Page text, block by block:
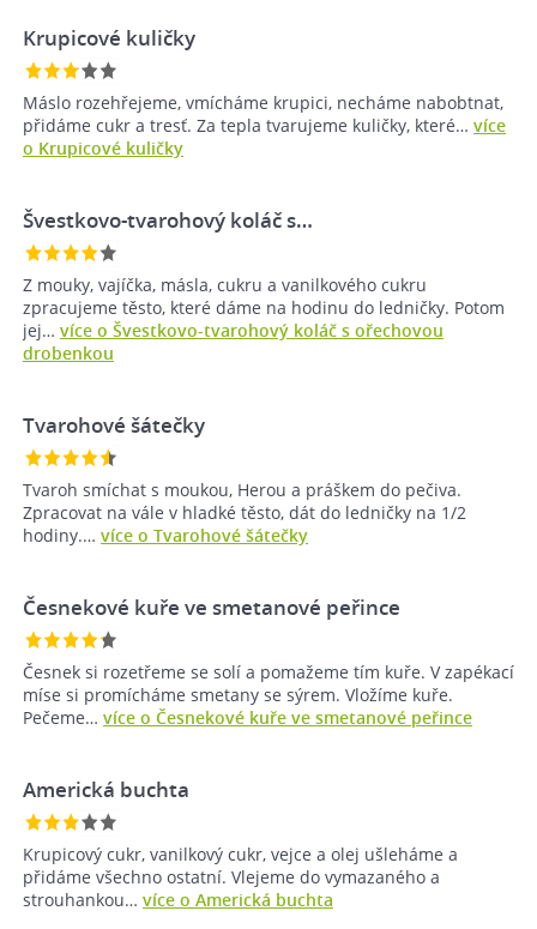
Krupicové kuličky
Máslo rozehřejeme, vmícháme krupici, necháme nabobtnat,
přidáme cukr a tresť. Za tepla tvarujeme kuličky, které… více
o Krupicové kuličky
Švestkovo-tvarohový koláč s…
Z mouky, vajíčka, másla, cukru a vanilkového cukru
zpracujeme těsto, které dáme na hodinu do ledničky. Potom
jej… více o Švestkovo-tvarohový koláč s ořechovou
drobenkou
Tvarohové šátečky
Tvaroh smíchat s moukou, Herou a práškem do pečiva.
Zpracovat na vále v hladké těsto, dát do ledničky na 1/2
hodiny.… více o Tvarohové šátečky
Česnekové kuře ve smetanové peřince
Česnek si rozetřeme se solí a pomažeme tím kuře. V zapékací
míse si promícháme smetany se sýrem. Vložíme kuře.
Pečeme… více o Česnekové kuře ve smetanové peřince
Americká buchta
Krupicový cukr, vanilkový cukr, vejce a olej ušleháme a
přidáme všechno ostatní. Vlejeme do vymazaného a
strouhankou… více o Americká buchta